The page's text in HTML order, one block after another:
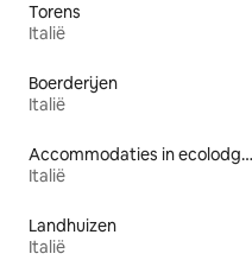
Torens
Italië
Boerderijen
Italië
Accommodaties in ecolodges
Italië
Landhuizen
Italië